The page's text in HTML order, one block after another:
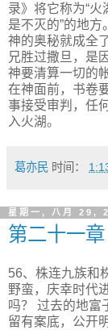
录》将它称为“火
是不灭的”的地方
神的奥秘就成全
兄胜过撒旦，是
神要清算一切的
在神面前，书卷
事接受审判，任
入火湖。
葛亦民 时间：
星期一, 八月 29,
第二十一
56、株连九族和
野蛮，庆幸时代
吗？ 过去的地富
留有案底，公开